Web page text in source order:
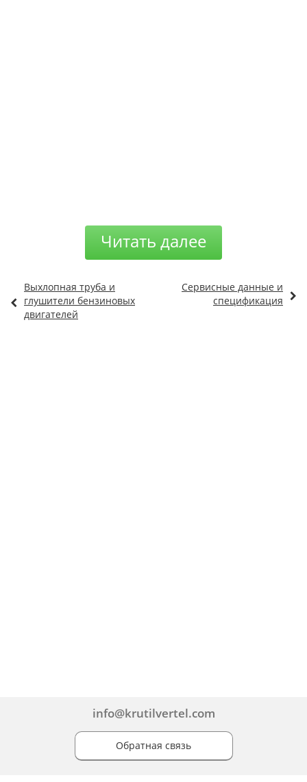
Читать далее
Выхлопная труба и
глушители бензиновых
двигателей
Сервисные данные и
спецификация
info@krutilvertel.com
Обратная связь